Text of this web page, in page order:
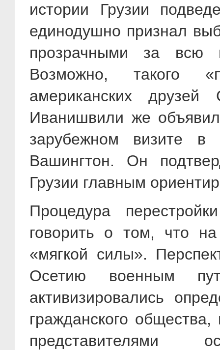
истории Грузии
единодушно признал
прозрачными за всю
Возможно, такого
американских
Иванишвили же
зарубежном визите в
Вашингтон. Он
Грузии главным
Процедура
говорить о том, что
«мягкой силы».
Осетию военным
активизировались
гражданского
представителями